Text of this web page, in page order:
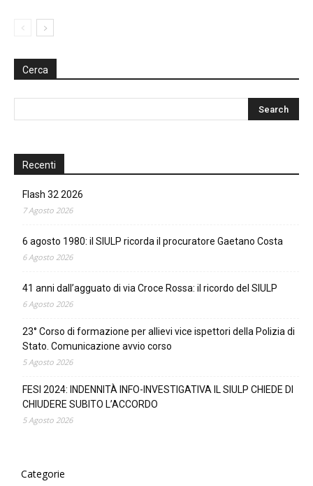
Cerca
Recenti
Flash 32 2026
7 Agosto 2026
6 agosto 1980: il SIULP ricorda il procuratore Gaetano Costa
6 Agosto 2026
41 anni dall’agguato di via Croce Rossa: il ricordo del SIULP
6 Agosto 2026
23° Corso di formazione per allievi vice ispettori della Polizia di
Stato. Comunicazione avvio corso
5 Agosto 2026
FESI 2024: INDENNITÀ INFO-INVESTIGATIVA IL SIULP CHIEDE DI
CHIUDERE SUBITO L’ACCORDO
5 Agosto 2026
Categorie